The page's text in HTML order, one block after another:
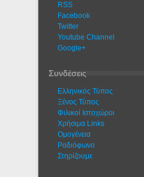
RSS
Facebook
Twitter
Youtube Channel
Google+
Συνδέσεις
Ελληνικός Τύπος
Ξένος Τύπος
Φιλικοί Ιστοχώροι
Χρήσιμα Links
Ομογένεια
Ραδιόφωνο
Στηρίζουμε